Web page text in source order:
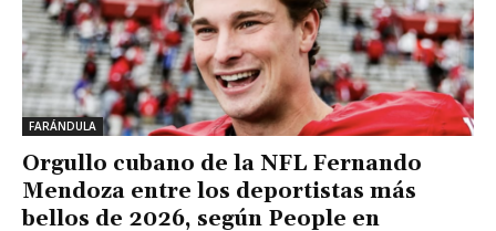
FARÁNDULA
Orgullo cubano de la NFL Fernando
Mendoza entre los deportistas más
bellos de 2026, según People en